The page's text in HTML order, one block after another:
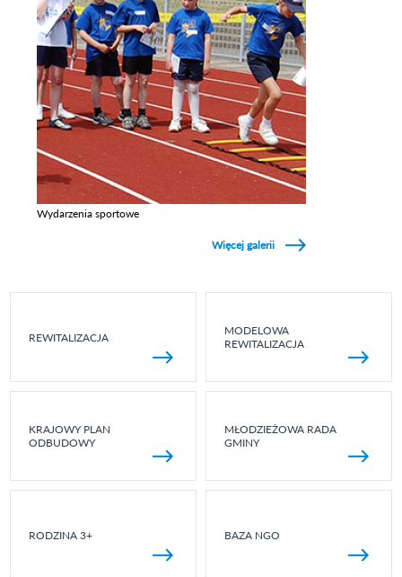
Wydarzenia sportowe
Więcej galerii
REWITALIZACJA
MODELOWA
REWITALIZACJA
KRAJOWY PLAN
ODBUDOWY
MŁODZIEŻOWA RADA
GMINY
RODZINA 3+ BAZA NGO